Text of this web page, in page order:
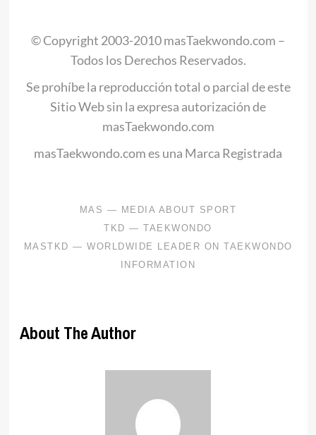
© Copyright 2003-2010 masTaekwondo.com –
Todos los Derechos Reservados.
Se prohíbe la reproducción total o parcial de este
Sitio Web sin la expresa autorización de
masTaekwondo.com
masTaekwondo.com es una Marca Registrada
About The Author